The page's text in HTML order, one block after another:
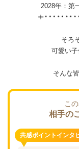
2028年：第
そろ
可愛い
そんな
こ
相手の
共感ポイントインタ